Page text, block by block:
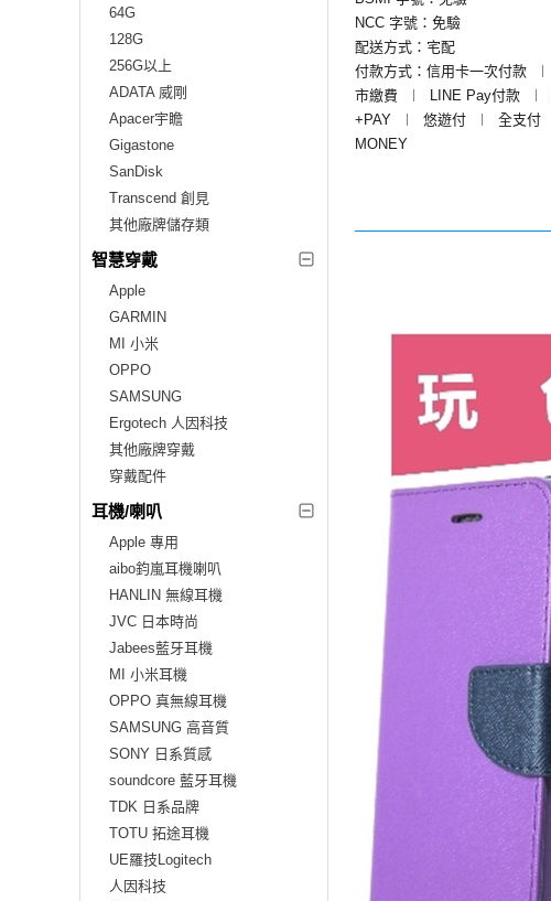
64G
128G
256G以上
ADATA 威剛
Apacer宇瞻
Gigastone
SanDisk
Transcend 創見
其他廠牌儲存類
智慧穿戴
Apple
GARMIN
MI 小米
OPPO
SAMSUNG
Ergotech 人因科技
其他廠牌穿戴
穿戴配件
耳機/喇叭
Apple 專用
aibo鈞嵐耳機喇叭
HANLIN 無線耳機
JVC 日本時尚
Jabees藍牙耳機
MI 小米耳機
OPPO 真無線耳機
SAMSUNG 高音質
SONY 日系質感
soundcore 藍牙耳機
TDK 日系品牌
TOTU 拓途耳機
UE羅技Logitech
人因科技
NCC 字號：免驗
配送方式：宅配
付款方式：信用卡一次付款
︱
市繳費
︱ LINE Pay付款 ︱
+PAY
︱ 悠遊付 ︱ 全支付
MONEY